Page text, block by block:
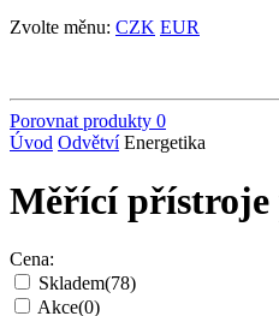
Zvolte měnu: CZK EUR
Porovnat produkty 0
Úvod Odvětví Energetika
Měřící přístroje
Cena:
Skladem(78)
Akce(0)